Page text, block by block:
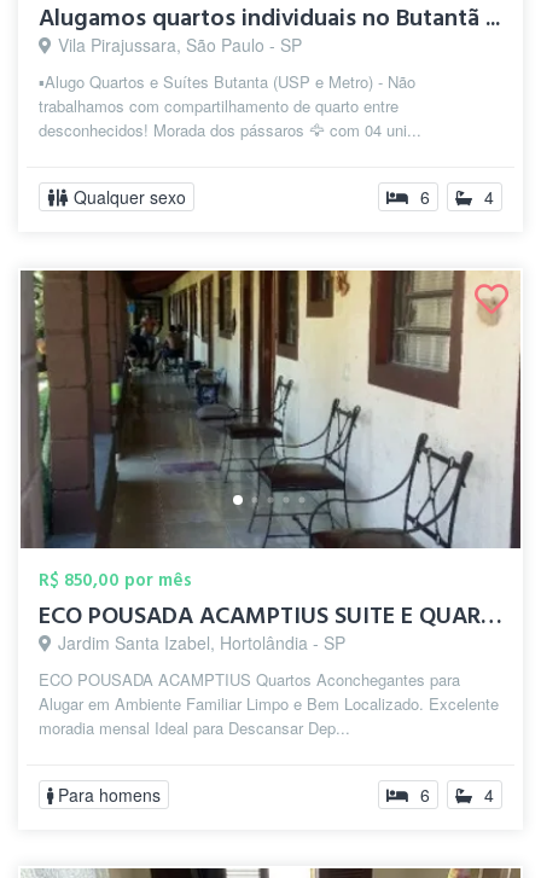
Alugamos quartos individuais no Butantã ...
Vila Pirajussara, São Paulo - SP
▪Alugo Quartos e Suítes Butanta (USP e Metro) - Não
trabalhamos com compartilhamento de quarto entre
desconhecidos! Morada dos pássaros 🦅 com 04 uni...
Qualquer sexo 6 4
R$ 850,00 por mês
ECO POUSADA ACAMPTIUS SUITE E QUARTOS
Jardim Santa Izabel, Hortolândia - SP
ECO POUSADA ACAMPTIUS Quartos Aconchegantes para
Alugar em Ambiente Familiar Limpo e Bem Localizado. Excelente
moradia mensal Ideal para Descansar Dep...
Para homens 6 4